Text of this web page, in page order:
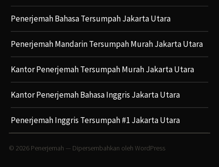
Penerjemah Bahasa Tersumpah Jakarta Utara
Penerjemah Mandarin Tersumpah Murah Jakarta Utara
Kantor Penerjemah Tersumpah Murah Jakarta Utara
Kantor Penerjemah Bahasa Inggris Jakarta Utara
Penerjemah Inggris Tersumpah #1 Jakarta Utara
© 2026 Penerjemah — Dipersembahkan oleh WordPress